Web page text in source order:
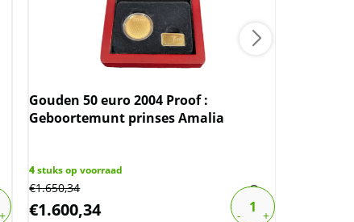
Gouden 50 euro 2004 Proof :
Geboortemunt prinses Amalia
4stuks op voorraad
€1.650,34
€1.600,34